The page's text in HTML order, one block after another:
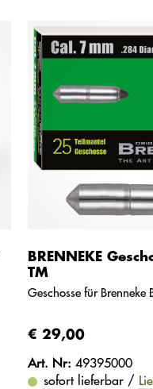
BRENNEKE
TM
Geschosse für Brenneke
€ 29,00
Art. Nr: 49395000
sofort lieferbar /